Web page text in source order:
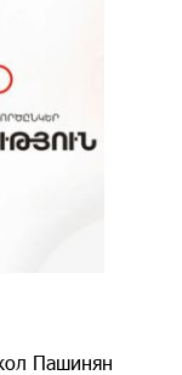
Пашинян